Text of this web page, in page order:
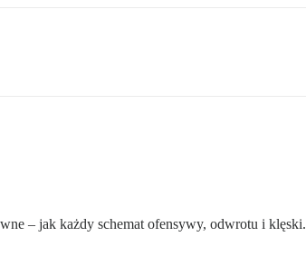
– jak każdy schemat ofensywy, odwrotu i klęski.